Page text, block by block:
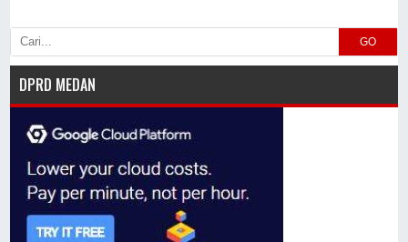
GO
DPRD MEDAN